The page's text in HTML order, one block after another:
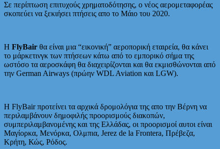
Σε περίπτωση επιτυχούς χρηματοδότησης, ο νέος αερομεταφορέας
σκοπεύει να ξεκιήσει πτήσεις απο το Μάιο του 2020.
Η FlyBair θα είναι μια “εικονική” αεροπορική εταιρεία, θα κάνει
το μάρκετινγκ των πτήσεων κάτω από το εμπορικό σήμα της
ωστόσο τα αεροσκάφη θα διαχειρίζονται και θα εκμισθώνονται από
την German Airways (πρώην WDL Aviation και LGW).
Η FlyBair προτείνει τα αρχικά δρομολόγια της απο την Βέρνη να
περιλαμβάνουν δημοφιλής προορισμούς διακοπών,
συμπεριλαμβανομένης και της Ελλάδας, οι προορισμοί αυτοι είναι
Μαγίορκα, Μενόρκα, Ολμπια, Jerez de la Frontera, Πρέβεζα,
Κρήτη, Κώς, Ρόδος.